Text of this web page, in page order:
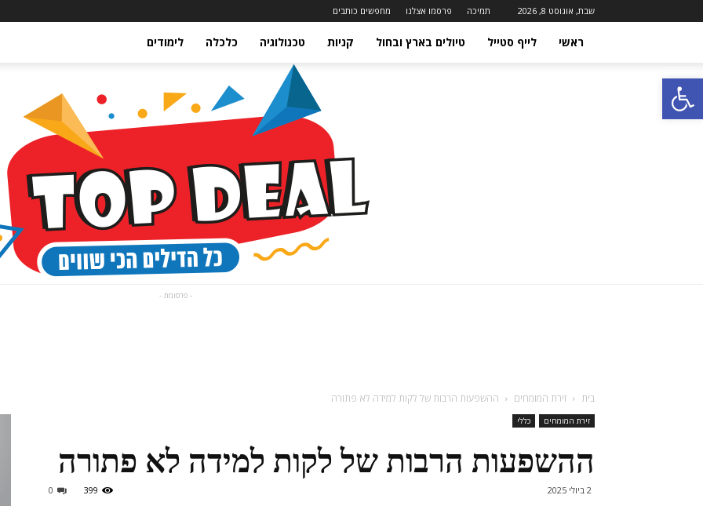
Open toolbar
שבת, אוגוסט 8, 2026 תמיכה פרסמו אצלנו מחפשים כותבים
ראשי לייף סטייל טיולים בארץ ובחול קניות טכנולוגיה כלכלה לימודים
טופ
- פרסומת -
בית זירת המומחים ההשפעות הרבות של לקות למידה לא פתורה
זירת המומחים כללי
ההשפעות הרבות של לקות למידה לא פתורה
2 ביולי 2025 0 399